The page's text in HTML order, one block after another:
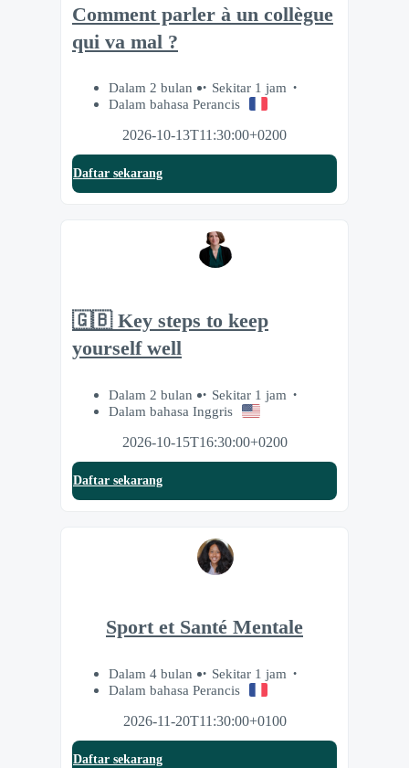
Comment parler à un collègue
qui va mal ?
Dalam 2 bulan
Sekitar 1 jam
Dalam bahasa Perancis
2026-10-13T11:30:00+0200
Daftar sekarang
🇬🇧 Key steps to keep
yourself well
Dalam 2 bulan
Sekitar 1 jam
Dalam bahasa Inggris
2026-10-15T16:30:00+0200
Daftar sekarang
Sport et Santé Mentale
Dalam 4 bulan
Sekitar 1 jam
Dalam bahasa Perancis
2026-11-20T11:30:00+0100
Daftar sekarang